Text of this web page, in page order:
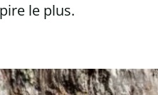
le plus.